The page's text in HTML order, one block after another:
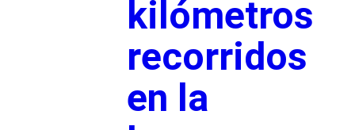
kilómetros
recorridos
en la